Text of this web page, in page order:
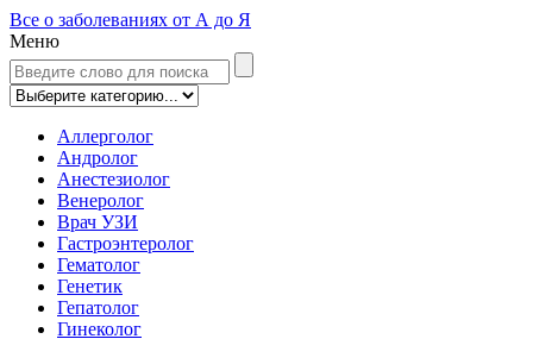
Все о заболеваниях от А до Я
Меню
Аллерголог
Андролог
Анестезиолог
Венеролог
Врач УЗИ
Гастроэнтеролог
Гематолог
Генетик
Гепатолог
Гинеколог